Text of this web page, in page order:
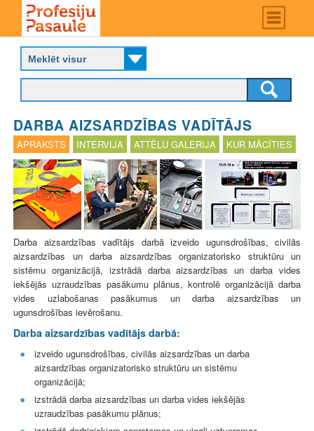
main
content
Main
menu
P
o
f
e
i
j
u
p
a
s
a
u
l
e
DARBA AIZSARDZĪBAS VADĪTĀJS
APRAKSTS INTERVIJA ATTĒLU GALERIJA KUR MĀCĪTIES
Darba aizsardzības vadītājs darbā izveido ugunsdrošības, civilās
aizsardzības un darba aizsardzības organizatorisko struktūru un
sistēmu organizācijā, izstrādā darba aizsardzības un darba vides
iekšējās uzraudzības pasākumu plānus, kontrolē organizācijā darba
vides uzlabošanas pasākumus un darba aizsardzības un
ugunsdrošības ievērošanu.
Darba aizsardzības vadītājs darbā:
izveido ugunsdrošības, civilās aizsardzības un darba
aizsardzības organizatorisko struktūru un sistēmu
organizācijā;
izstrādā darba aizsardzības un darba vides iekšējās
uzraudzības pasākumu plānus;